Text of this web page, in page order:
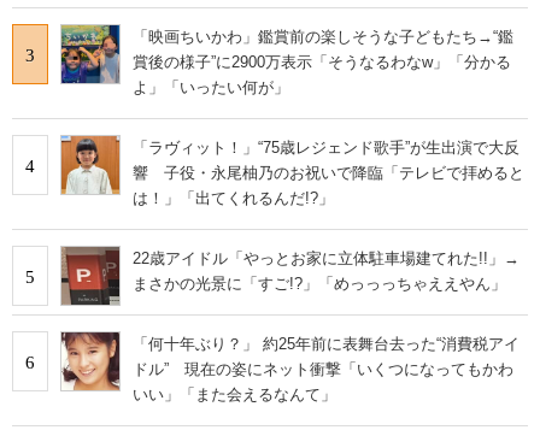
3
「映画ちいかわ」鑑賞前の楽しそうな子どもたち→“鑑
賞後の様子”に2900万表示「そうなるわなw」「分かる
よ」「いったい何が」
4
「ラヴィット！」“75歳レジェンド歌手”が生出演で大反
響 子役・永尾柚乃のお祝いで降臨「テレビで拝めると
は！」「出てくれるんだ!?」
5
22歳アイドル「やっとお家に立体駐車場建てれた!!」→
まさかの光景に「すご!?」「めっっっちゃええやん」
6
「何十年ぶり？」 約25年前に表舞台去った“消費税アイ
ドル” 現在の姿にネット衝撃「いくつになってもかわ
いい」「また会えるなんて」